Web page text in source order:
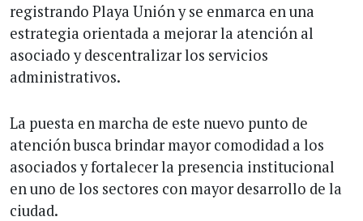
registrando Playa Unión y se enmarca en una
estrategia orientada a mejorar la atención al
asociado y descentralizar los servicios
administrativos.
La puesta en marcha de este nuevo punto de
atención busca brindar mayor comodidad a los
asociados y fortalecer la presencia institucional
en uno de los sectores con mayor desarrollo de la
ciudad.